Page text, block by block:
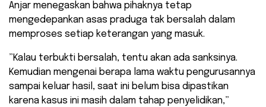
Anjar menegaskan bahwa pihaknya tetap
mengedepankan asas praduga tak bersalah dalam
memproses setiap keterangan yang masuk.
​”Kalau terbukti bersalah, tentu akan ada sanksinya.
Kemudian mengenai berapa lama waktu pengurusannya
sampai keluar hasil, saat ini belum bisa dipastikan
karena kasus ini masih dalam tahap penyelidikan,”